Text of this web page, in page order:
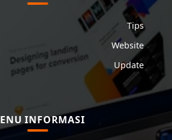
Tips
Website
Update
INFORMASI